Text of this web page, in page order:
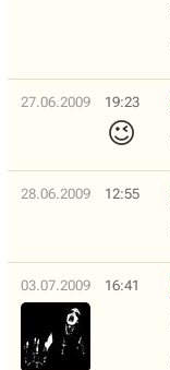
27.06.2009 19:23
😉
28.06.2009 12:55
03.07.2009 16:41